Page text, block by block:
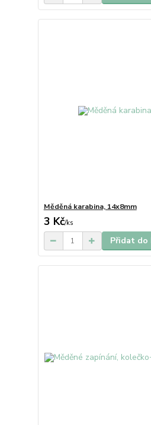
Měděná karabina, 14x8mm
3 Kč/ks
Přidat do